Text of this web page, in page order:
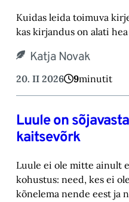
Kuidas leida toimuva
kas kirjandus on alati
Katja Novak
20. II 2026 9minutit
Luule on
kaitsevõrk
Luule ei ole mitte ainult
kohustus: need, kes ei
kõnelema nende eest ja